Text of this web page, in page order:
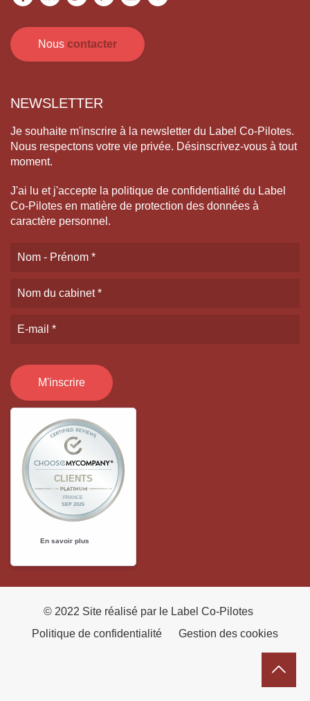
Nous contacter
NEWSLETTER
Je souhaite m'inscrire à la newsletter du Label Co-Pilotes.
Nous respectons votre vie privée. Désinscrivez-vous à tout
moment.
J'ai lu et j'accepte la politique de confidentialité du Label
Co-Pilotes en matière de protection des données à
caractère personnel.
© 2022 Site réalisé par le Label Co-Pilotes
Politique de confidentialité
Gestion des cookies